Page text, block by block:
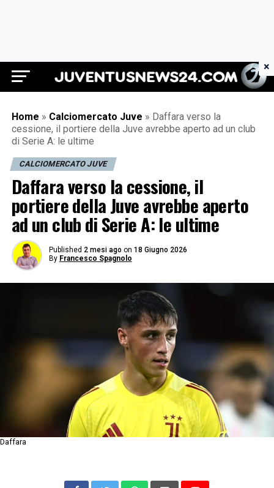
Juventus News 24
Home » Calciomercato Juve » Daffara verso la
cessione, il portiere della Juve avrebbe aperto ad un club
di Serie A: le ultime
CALCIOMERCATO JUVE
Daffara verso la cessione, il
portiere della Juve avrebbe aperto
ad un club di Serie A: le ultime
Published 2 mesi ago on 18 Giugno 2026
By Francesco Spagnolo
Daffara
×